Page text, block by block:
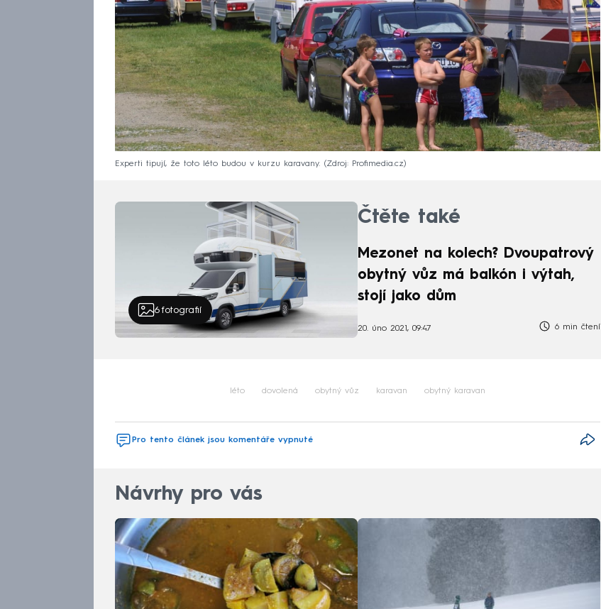
Experti tipují, že toto léto budou v kurzu karavany. Zdroj: Profimedia.cz
6fotografií
Čtěte také
Mezonet na kolech? Dvoupatrový
obytný vůz má balkón i výtah,
stojí jako dům
20. úno 2021, 09:47 6 min čtení
léto dovolená obytný vůz karavan obytný karavan
Pro tento článek jsou komentáře vypnuté
Návrhy pro vás